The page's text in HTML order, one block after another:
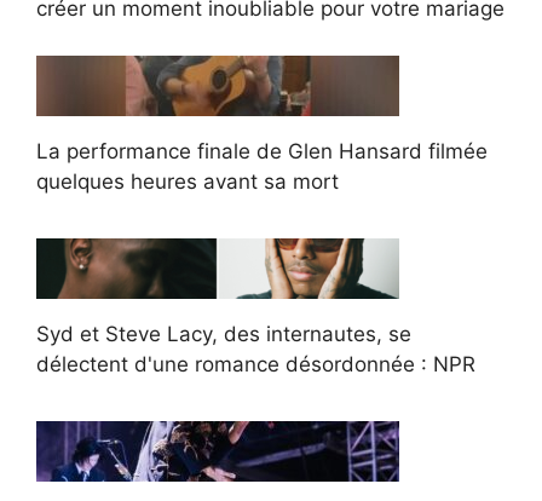
créer un moment inoubliable pour votre mariage
La performance finale de Glen Hansard filmée
quelques heures avant sa mort
Syd et Steve Lacy, des internautes, se
délectent d'une romance désordonnée : NPR